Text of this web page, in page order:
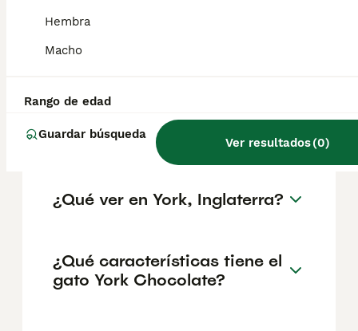
Hembra
Macho
Rango de edad
Guardar búsqueda
Ver resultados(0)
criadores responsables que garanticen la
Informarse bien y comparar opciones antes
¿Por qué se llama York?
¿Qué ver en York, Inglaterra?
¿Qué características tiene el
gato York Chocolate?